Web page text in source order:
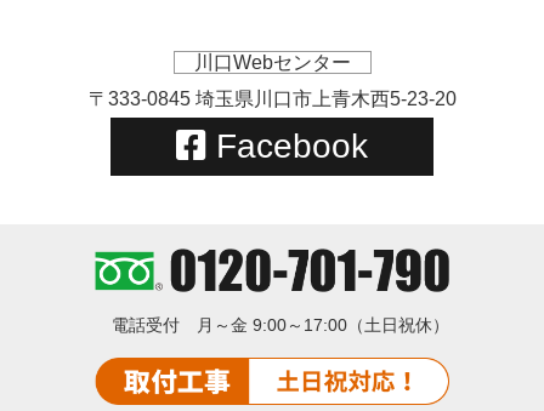
川口Webセンター
〒333-0845 埼玉県川口市上青木西5-23-20
Facebook
電話受付 月～金 9:00～17:00（土日祝休）